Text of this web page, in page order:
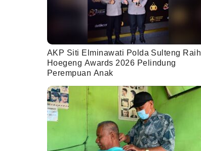
AKP Siti Elminawati Polda Sulteng Raih
Hoegeng Awards 2026 Pelindung
Perempuan Anak